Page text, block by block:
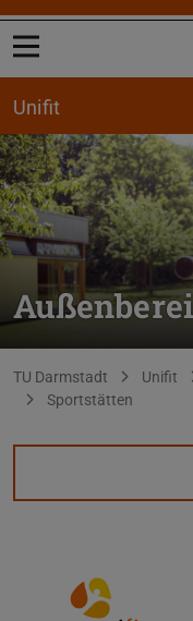
Menü öffnen
Unifit
Sie befinden sich hier:
TU Darmstadt Unifit
Sportstätten